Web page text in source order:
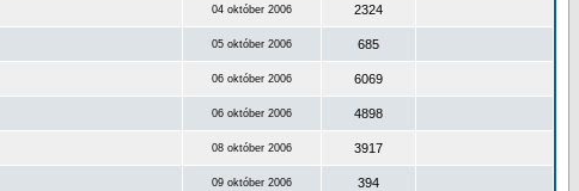
04 október 2006 2324
05 október 2006 685
06 október 2006 6069
06 október 2006 4898
08 október 2006 3917
09 október 2006 394